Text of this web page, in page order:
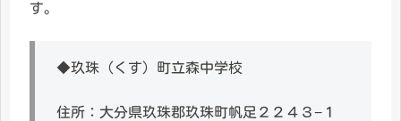
す。
◆玖珠（くす）町立森中学校
住所：大分県玖珠郡玖珠町帆足２２４３−１